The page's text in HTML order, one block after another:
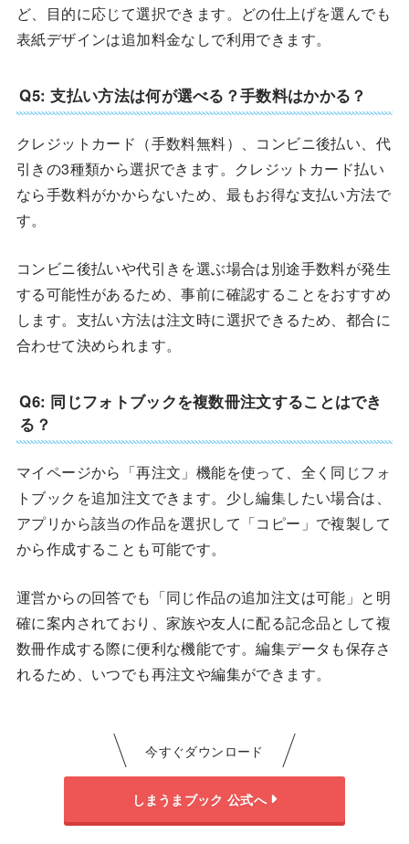
ど、目的に応じて選択できます。どの仕上げを選んでも
表紙デザインは追加料金なしで利用できます。
Q5: 支払い方法は何が選べる？手数料はかかる？
クレジットカード（手数料無料）、コンビニ後払い、代
引きの3種類から選択できます。クレジットカード払い
なら手数料がかからないため、最もお得な支払い方法で
す。
コンビニ後払いや代引きを選ぶ場合は別途手数料が発生
する可能性があるため、事前に確認することをおすすめ
します。支払い方法は注文時に選択できるため、都合に
合わせて決められます。
Q6: 同じフォトブックを複数冊注文することはでき
る？
マイページから「再注文」機能を使って、全く同じフォ
トブックを追加注文できます。少し編集したい場合は、
アプリから該当の作品を選択して「コピー」で複製して
から作成することも可能です。
運営からの回答でも「同じ作品の追加注文は可能」と明
確に案内されており、家族や友人に配る記念品として複
数冊作成する際に便利な機能です。編集データも保存さ
れるため、いつでも再注文や編集ができます。
今すぐダウンロード
しまうまブック 公式へ